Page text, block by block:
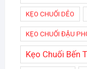
KẸO CHUỐI DẺO
KẸO CHUỐI ĐẬU
Kẹo Chuối Bến